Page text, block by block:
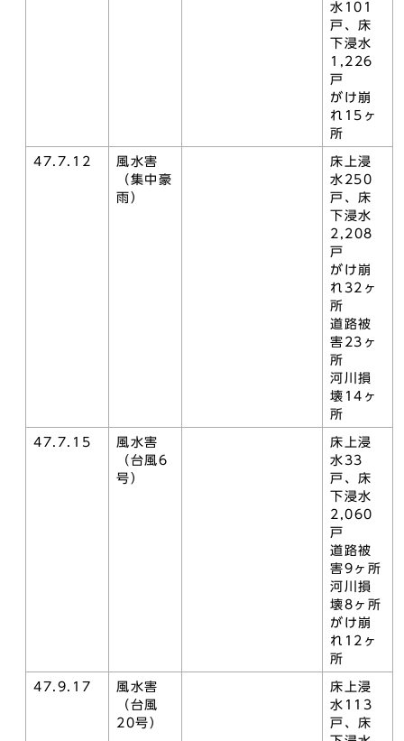
水101
戸、床
下浸水
1,226
戸
がけ崩
れ15ヶ
所
47.7.12
風水害
（集中豪
雨）
床上浸
水250
戸、床
下浸水
2,208
戸
がけ崩
れ32ヶ
所
道路被
害23ヶ
所
河川損
壊14ヶ
所
47.7.15
風水害
（台風6
号）
床上浸
水33
戸、床
下浸水
2,060
戸
道路被
害9ヶ所
河川損
壊8ヶ所
がけ崩
れ12ヶ
所
47.9.17
風水害
（台風
20号）
床上浸
水113
戸、床